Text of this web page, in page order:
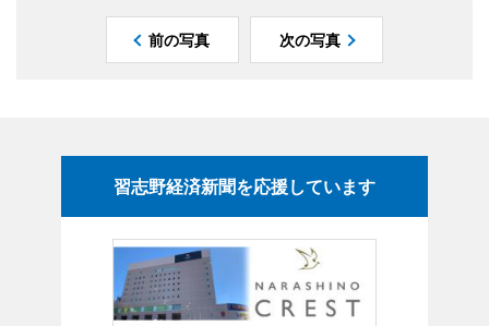
前の写真 次の写真
習志野経済新聞を応援しています